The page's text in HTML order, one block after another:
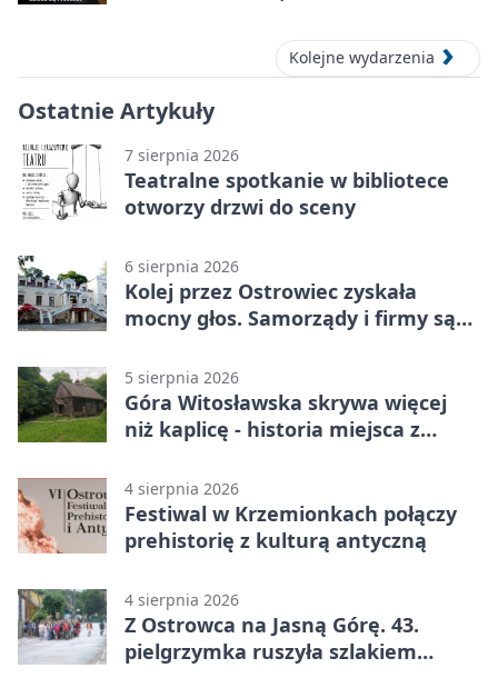
Kolejne wydarzenia
Ostatnie Artykuły
7 sierpnia 2026
Teatralne spotkanie w bibliotece
otworzy drzwi do sceny
6 sierpnia 2026
Kolej przez Ostrowiec zyskała
mocny głos. Samorządy i firmy są
5 sierpnia 2026
Góra Witosławska skrywa więcej
niż kaplicę - historia miejsca z
4 sierpnia 2026
Festiwal w Krzemionkach połączy
prehistorię z kulturą antyczną
4 sierpnia 2026
Z Ostrowca na Jasną Górę. 43.
pielgrzymka ruszyła szlakiem